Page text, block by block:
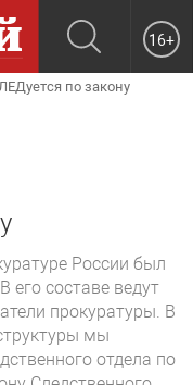
16+
по закону
России был
его составе ведут
прокуратуры. В
мы
отдела по